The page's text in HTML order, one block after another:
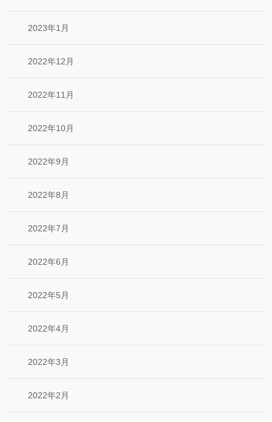
2023年1月
2022年12月
2022年11月
2022年10月
2022年9月
2022年8月
2022年7月
2022年6月
2022年5月
2022年4月
2022年3月
2022年2月